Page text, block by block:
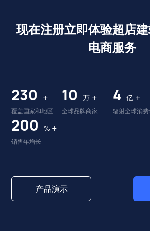
现在注册立即体验超店
电商服务
230 +
覆盖国家和地区
10 万 +
全球品牌商家
4 亿 +
辐射全球消
200 % +
销售年增长
产品演示